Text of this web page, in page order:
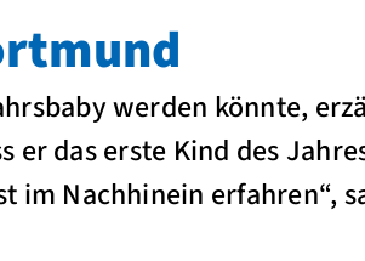
werden könnte,
er das erste Kind des
im Nachhinein erfahren“,